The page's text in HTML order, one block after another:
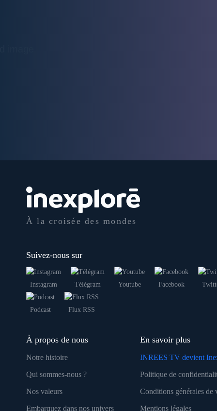
À la croisée des mondes
Suivez-nous sur
Instagram Télégram Youtube Facebook
Podcast Flux RSS
À propos de nous
Notre histoire
Qui sommes-nous ?
Nos valeurs
Embarquez dans nos univers
En savoir plus
INREES TV devient
Politique de
Conditions générales de
Mentions légales